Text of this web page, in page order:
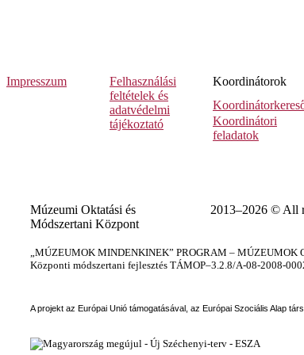
Impresszum
Felhasználási
feltételek és
adatvédelmi
tájékoztató
Koordinátorok
Koordinátori
feladatok
Múzeumi Oktatási és
Módszertani Központ
2013–2026 © All
„MÚZEUMOK MINDENKINEK” PROGRAM – MÚZEUMOK
Központi módszertani fejlesztés TÁMOP–3.2.8/A-08-2008-
A projekt az Európai Unió támogatásával, az Európai Szociális Alap